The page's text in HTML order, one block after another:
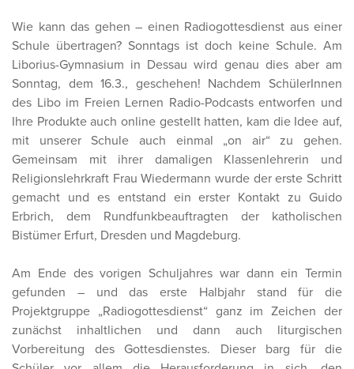
Wie kann das gehen – einen Radiogottesdienst aus einer
Schule übertragen? Sonntags ist doch keine Schule. Am
Liborius-Gymnasium in Dessau wird genau dies aber am
Sonntag, dem 16.3., geschehen! Nachdem SchülerInnen
des Libo im Freien Lernen Radio-Podcasts entworfen und
Ihre Produkte auch online gestellt hatten, kam die Idee auf,
mit unserer Schule auch einmal „on air“ zu gehen.
Gemeinsam mit ihrer damaligen Klassenlehrerin und
Religionslehrkraft Frau Wiedermann wurde der erste Schritt
gemacht und es entstand ein erster Kontakt zu Guido
Erbrich, dem Rundfunkbeauftragten der katholischen
Bistümer Erfurt, Dresden und Magdeburg.
Am Ende des vorigen Schuljahres war dann ein Termin
gefunden – und das erste Halbjahr stand für die
Projektgruppe „Radiogottesdienst“ ganz im Zeichen der
zunächst inhaltlichen und dann auch liturgischen
Vorbereitung des Gottesdienstes. Dieser barg für die